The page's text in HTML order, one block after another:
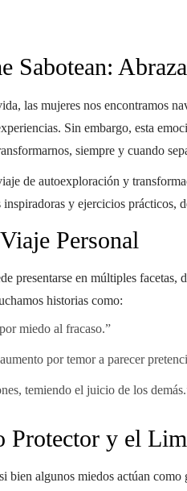
Sabotean:
las mujeres nos encontramos
Sin embargo, esta
siempre y cuando
de autoexploración y
y ejercicios prácticos,
Personal
presentarse en múltiples
historias como:
miedo al fracaso.”
por temor a parecer
temiendo el juicio de los
Protector y el
bien algunos miedos actúan